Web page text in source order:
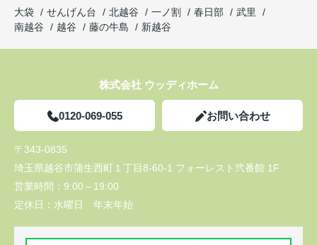
大袋
せんげん台 北越谷 一ノ割 春日部
武里
南越谷
越谷 藤の牛島 新越谷
株式会社 ウッディホーム
0120-069-055 お問い合わせ
〒343-0835
埼玉県越谷市蒲生西町１丁目8-60-1 フォーレスト弐番館 1F
営業時間： 9:00～19:00
定休日： 水曜日 年末年始